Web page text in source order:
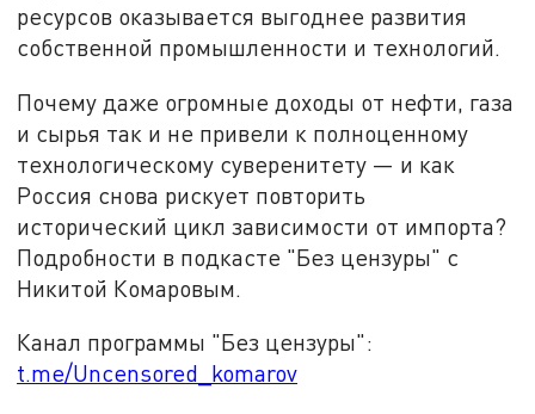
ресурсов оказывается выгоднее развития
собственной промышленности и технологий.
Почему даже огромные доходы от нефти, газа
и сырья так и не привели к полноценному
технологическому суверенитету — и как
Россия снова рискует повторить
исторический цикл зависимости от импорта?
Подробности в подкасте "Без цензуры" с
Никитой Комаровым.
Канал программы "Без цензуры":
t.me/Uncensored_komarov